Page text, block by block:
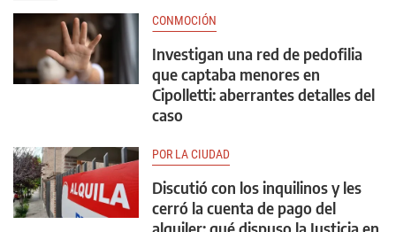
CONMOCIÓN
Investigan una red de pedofilia
que captaba menores en
Cipolletti: aberrantes detalles del
caso
POR LA CIUDAD
Discutió con los inquilinos y les
cerró la cuenta de pago del